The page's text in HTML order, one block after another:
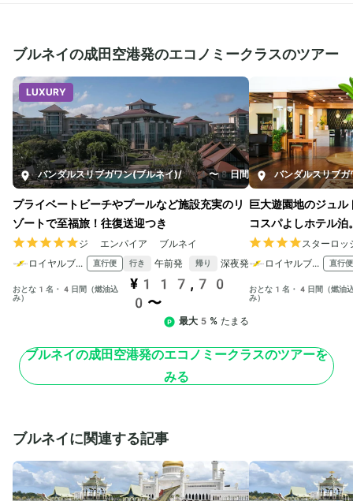
ブルネイの成田空港発のエコノミークラスのツアー
LUXURY
バンダルスリブガワン(ブルネイ)/ 4〜8日間
プライベートビーチやプールなど施設充実のリ
ゾートで至福旅！往復送迎つき
ジ エンパイア ブルネイ
ロイヤルブルネイ航空
直行便 行き 午前発 帰り 深夜発
おとな1名・4日間（燃油込
み）
¥117,70
0〜
最大5% たまる
バンダルスリブ
巨大遊園地のジュ
コスパよしホテル泊
スターロッ
ロイヤルブルネイ航空
直行便
おとな1名・4日間（燃油
み）
ブルネイの成田空港発のエコノミークラスのツアーを
みる
ブルネイに関連する記事